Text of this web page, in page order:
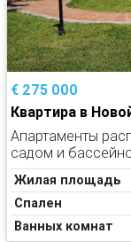
€ 275 000
Квартира в
Апартаменты
садом и
Жилая площадь
Спален
Ванных комнат